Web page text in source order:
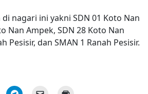
nagari ini yakni SDN 01 Koto Nan
Nan Ampek, SDN 28 Koto Nan
Pesisir, dan SMAN 1 Ranah Pesisir.